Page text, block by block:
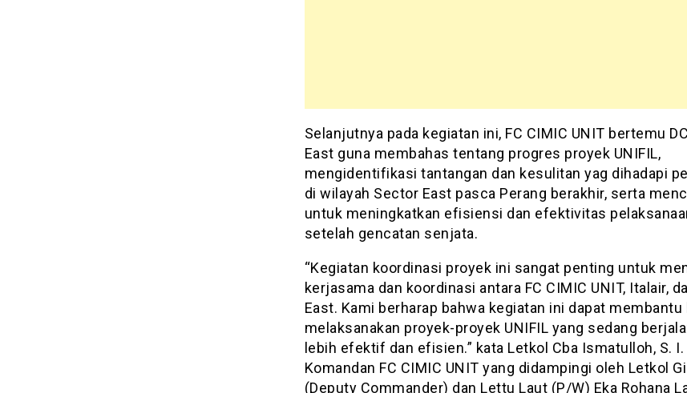
Selanjutnya pada kegiatan ini, FC CIMIC UNIT bertemu
East guna membahas tentang progres proyek UNIFIL,
mengidentifikasi tantangan dan kesulitan yag dihadapi
di wilayah Sector East pasca Perang berakhir, serta
untuk meningkatkan efisiensi dan efektivitas
setelah gencatan senjata.
“Kegiatan koordinasi proyek ini sangat penting untuk
kerjasama dan koordinasi antara FC CIMIC UNIT, Italair,
East. Kami berharap bahwa kegiatan ini dapat membantu
melaksanakan proyek-proyek UNIFIL yang sedang
lebih efektif dan efisien.” kata Letkol Cba Ismatulloh, S. I.
Komandan FC CIMIC UNIT yang didampingi oleh Letkol
(Deputy Commander) dan Lettu Laut (P/W) Eka Rohana